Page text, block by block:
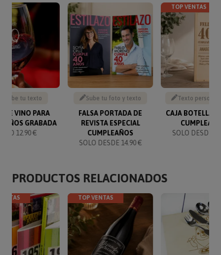
tu texto
DE VINO PARA
GRABADA
12.90 €
Sube tu foto y texto
FALSA PORTADA DE
REVISTA ESPECIAL
CUMPLEAÑOS
SOLO DESDE 14.90 €
TOP VENTAS
Texto
CAJA BOTELLA
SOLO DESDE
PRODUCTOS RELACIONADOS
TOP VENTAS